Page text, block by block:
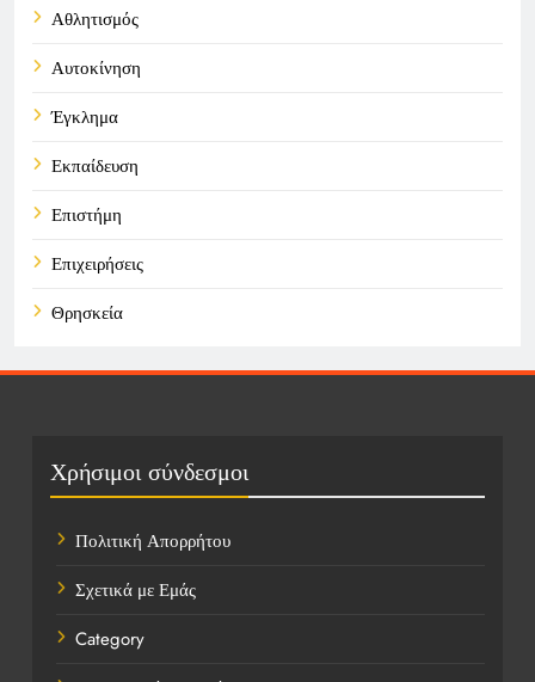
Αθλητισμός
Αυτοκίνηση
Έγκλημα
Εκπαίδευση
Επιστήμη
Επιχειρήσεις
Θρησκεία
Πολιτική
Υγεία
Ψυχαγωγία
Χρήσιμοι σύνδεσμοι
Πολιτική Απορρήτου
Σχετικά με Εμάς
Category